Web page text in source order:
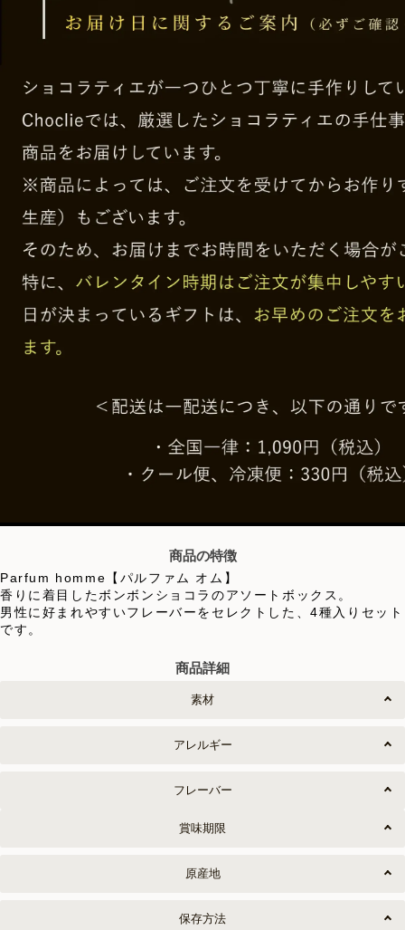
商品の特徴
Parfum homme【パルファム オム】
香りに着目したボンボンショコラのアソートボックス。
男性に好まれやすいフレーバーをセレクトした、4種入りセット
です。
商品詳細
素材
アレルギー
フレーバー
賞味期限
原産地
保存方法